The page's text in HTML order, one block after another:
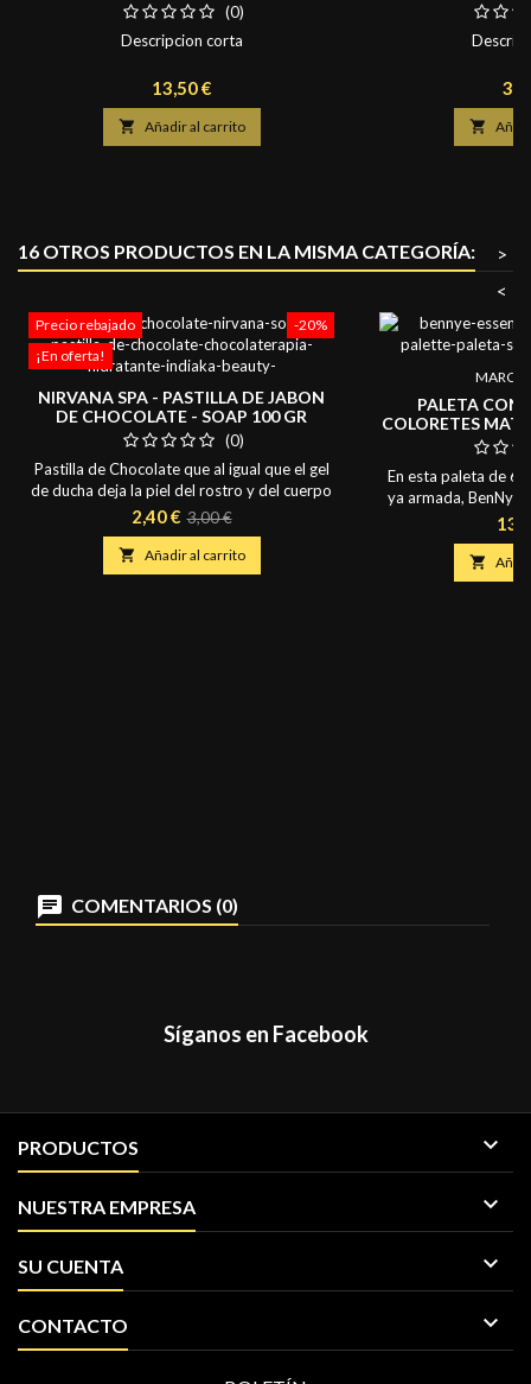
(0)
Descripcion corta
Precio
13,50 €
 Añadir al carrito 
16 OTROS PRODUCTOS EN LA MISMA CATEGORÍA:
>
<
-20%
Precio rebajado
¡En oferta!
NIRVANA SPA - PASTILLA DE JABON
DE CHOCOLATE - SOAP 100 GR
(0)
Pastilla de Chocolate que al igual que el gel
de ducha deja la piel del rostro y del cuerpo
muy suave e hidratado, como principal
activo nos encontramos con las
propiedades del Cacao. Ideal para lavar
manos, rostro y cuerpo.
Precio
2,40 € Precio
base
3,00 €
 Añadir al carrito
MARCA:
PALETA CON
COLORETES
En esta paleta de 6
ya armada, BenNye
profesional. En
colores tienes todo
maquillaje necesita
HD (alta

COMENTARIOS (0)
Síganos en Facebook
PRODUCTOS 
NUESTRA EMPRESA 
SU CUENTA 
CONTACTO 